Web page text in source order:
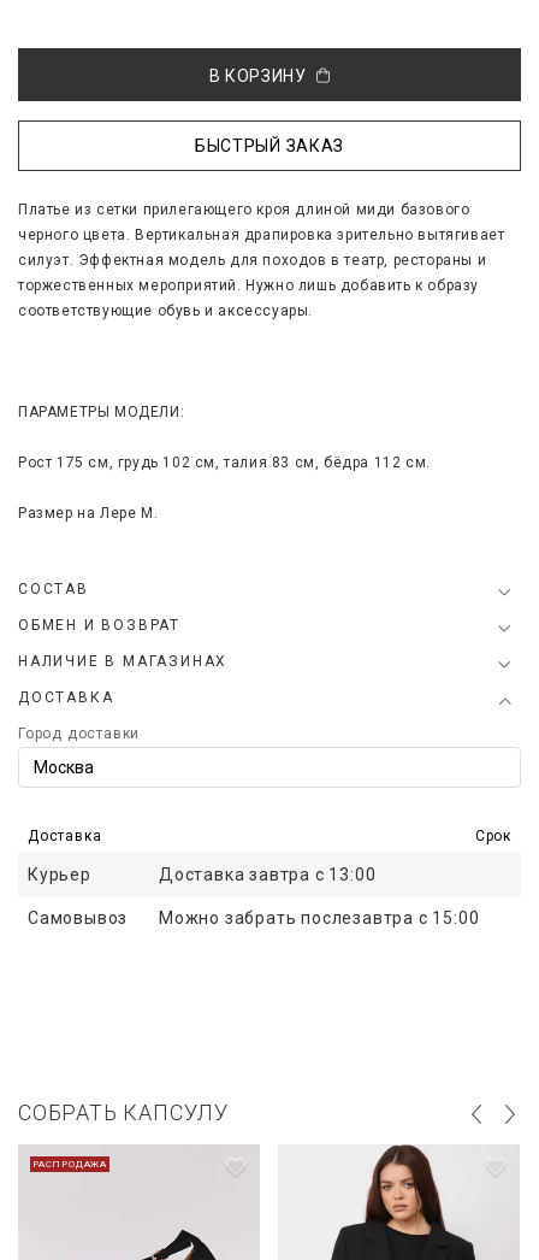
В КОРЗИНУ
БЫСТРЫЙ ЗАКАЗ
Платье из сетки прилегающего кроя длиной миди базового
черного цвета. Вертикальная драпировка зрительно вытягивает
силуэт. Эффектная модель для походов в театр, рестораны и
торжественных мероприятий. Нужно лишь добавить к образу
соответствующие обувь и аксессуары.
ПАРАМЕТРЫ МОДЕЛИ:
Рост 175 см, грудь 102 см, талия 83 см, бёдра 112 см.
Размер на Лере M.
СОСТАВ
ОБМЕН И ВОЗВРАТ
НАЛИЧИЕ В МАГАЗИНАХ
ДОСТАВКА
Город доставки
Доставка Срок
Курьер Доставка завтра с 13:00
Самовывоз Можно забрать послезавтра с 15:00
СОБРАТЬ КАПСУЛУ
РАСПРОДАЖА